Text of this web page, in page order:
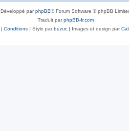
Développé parphpBB® Forum Software © phpBB
Traduit parphpBB-fr.com
| Conditions| Style parbuzuc| Images et design par